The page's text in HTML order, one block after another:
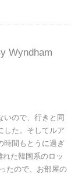
Wyndham
いので、行きと同
した。そしてルア
時間もとうに過ぎ
た韓国系のロッ
たので、お部屋の